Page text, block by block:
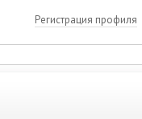
Регистрация профиля